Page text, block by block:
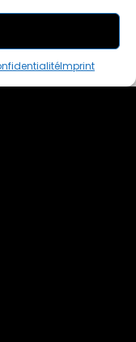
Imprint
THIS PAIR IS
ALREADY SOLD OUT